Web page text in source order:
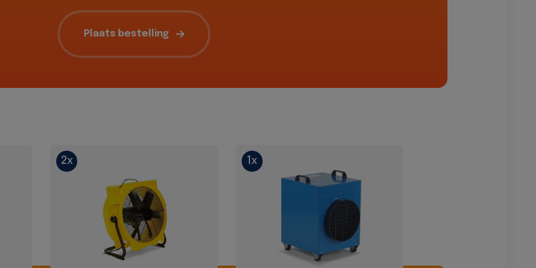
Plaats bestelling
2x 1x